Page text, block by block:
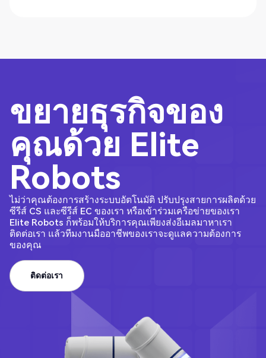
ขยายธุรกิจของ
คุณด้วย Elite
Robots
ไม่ว่าคุณต้องการสร้างระบบอัตโนมัติ ปรับปรุงสายการผลิตด้วย
ซีรีส์ CS และซีรีส์ EC ของเรา หรือเข้าร่วมเครือข่ายของเรา
Elite Robots ก็พร้อมให้บริการคุณเพียงส่งอีเมลมาหาเรา
ติดต่อเรา แล้วทีมงานมืออาชีพของเราจะดูแลความต้องการ
ของคุณ
ติดต่อเรา
ติดต่อเรา